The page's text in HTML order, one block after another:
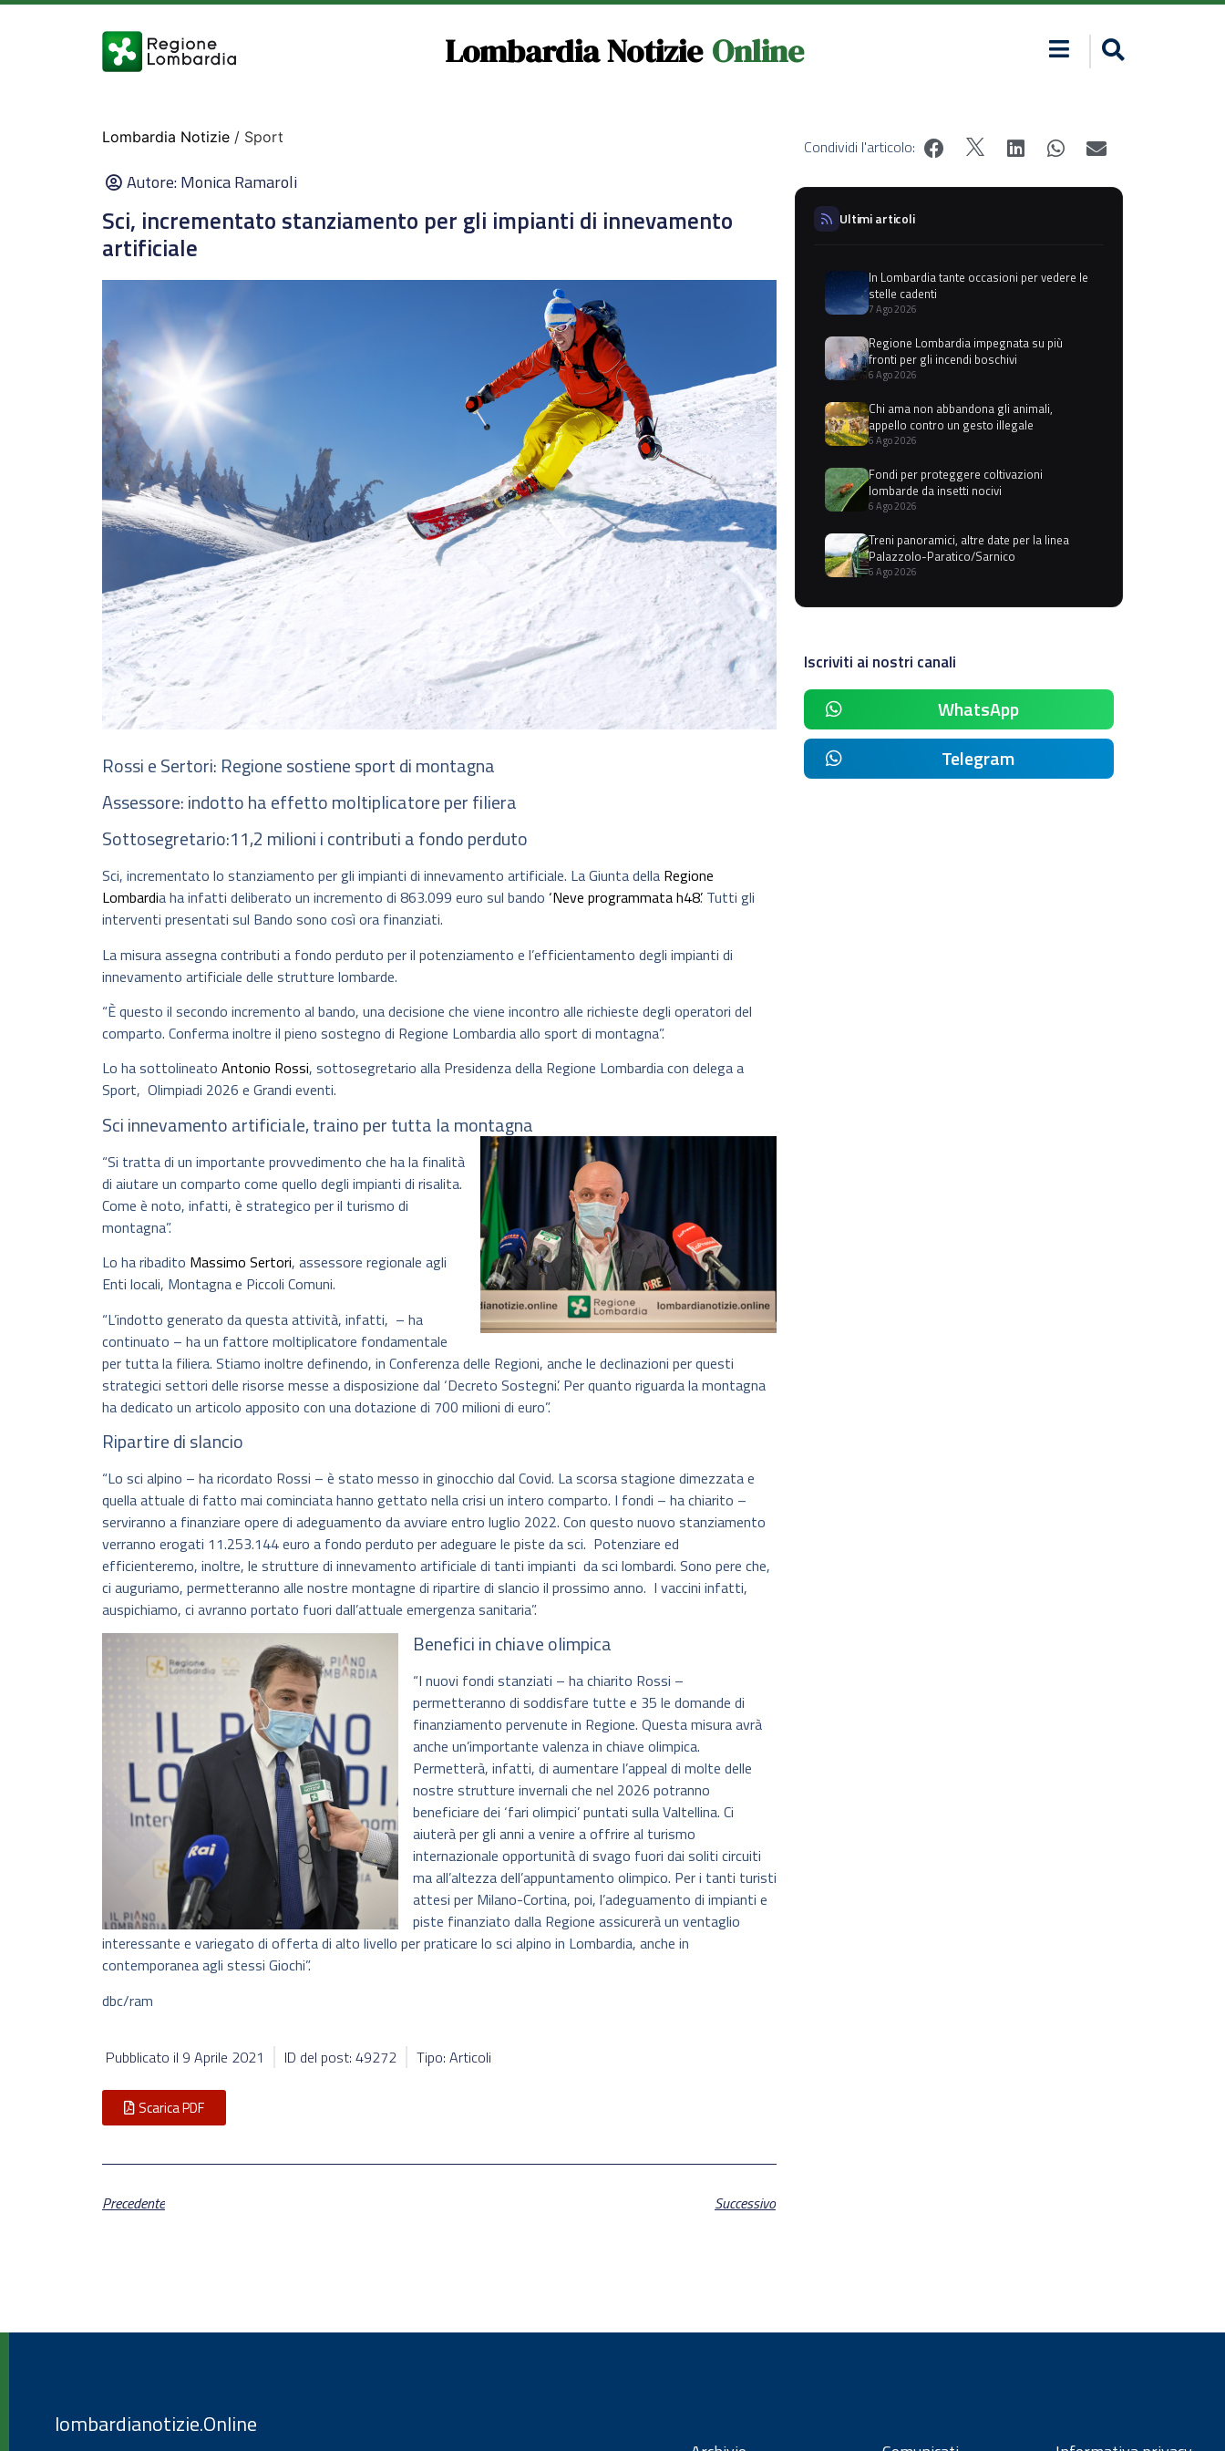
Lombardia Notizie Online
Lombardia Notizie / Sport
Autore:Monica Ramaroli
Sci, incrementato stanziamento per gli impianti di innevamento
artificiale
Rossi e Sertori: Regione sostiene sport di montagna
Assessore: indotto ha effetto moltiplicatore per filiera
Sottosegretario:11,2 milioni i contributi a fondo perduto
Sci, incrementato lo stanziamento per gli impianti di innevamento artificiale. La Giunta della Regione
Lombardia ha infatti deliberato un incremento di 863.099 euro sul bando ‘Neve programmata h48’. Tutti gli
interventi presentati sul Bando sono così ora finanziati.
La misura assegna contributi a fondo perduto per il potenziamento e l’efficientamento degli impianti di
innevamento artificiale delle strutture lombarde.
“È questo il secondo incremento al bando, una decisione che viene incontro alle richieste degli operatori del
comparto. Conferma inoltre il pieno sostegno di Regione Lombardia allo sport di montagna”.
Lo ha sottolineato Antonio Rossi, sottosegretario alla Presidenza della Regione Lombardia con delega a
Sport, Olimpiadi 2026 e Grandi eventi.
Sci innevamento artificiale, traino per tutta la montagna
“Si tratta di un importante provvedimento che ha la finalità
di aiutare un comparto come quello degli impianti di risalita.
Come è noto, infatti, è strategico per il turismo di
montagna”.
Lo ha ribadito Massimo Sertori, assessore regionale agli
Enti locali, Montagna e Piccoli Comuni.
“L’indotto generato da questa attività, infatti, – ha
continuato – ha un fattore moltiplicatore fondamentale
per tutta la filiera. Stiamo inoltre definendo, in Conferenza delle Regioni, anche le declinazioni per questi
strategici settori delle risorse messe a disposizione dal ‘Decreto Sostegni’. Per quanto riguarda la montagna
ha dedicato un articolo apposito con una dotazione di 700 milioni di euro”.
Ripartire di slancio
“Lo sci alpino – ha ricordato Rossi – è stato messo in ginocchio dal Covid. La scorsa stagione dimezzata e
quella attuale di fatto mai cominciata hanno gettato nella crisi un intero comparto. I fondi – ha chiarito –
serviranno a finanziare opere di adeguamento da avviare entro luglio 2022. Con questo nuovo stanziamento
verranno erogati 11.253.144 euro a fondo perduto per adeguare le piste da sci. Potenziare ed
efficienteremo, inoltre, le strutture di innevamento artificiale di tanti impianti da sci lombardi. Sono pere che,
ci auguriamo, permetteranno alle nostre montagne di ripartire di slancio il prossimo anno. I vaccini infatti,
auspichiamo, ci avranno portato fuori dall’attuale emergenza sanitaria”.
Benefici in chiave olimpica
“I nuovi fondi stanziati – ha chiarito Rossi –
permetteranno di soddisfare tutte e 35 le domande di
finanziamento pervenute in Regione. Questa misura avrà
anche un’importante valenza in chiave olimpica.
Permetterà, infatti, di aumentare l’appeal di molte delle
nostre strutture invernali che nel 2026 potranno
beneficiare dei ‘fari olimpici’ puntati sulla Valtellina. Ci
aiuterà per gli anni a venire a offrire al turismo
internazionale opportunità di svago fuori dai soliti circuiti
ma all’altezza dell’appuntamento olimpico. Per i tanti turisti
attesi per Milano-Cortina, poi, l’adeguamento di impianti e
piste finanziato dalla Regione assicurerà un ventaglio
interessante e variegato di offerta di alto livello per praticare lo sci alpino in Lombardia, anche in
contemporanea agli stessi Giochi”.
dbc/ram
Pubblicato il 9 Aprile 2021 ID del post: 49272 Tipo: Articoli
Scarica PDF
Precedente Successivo
Condividi l'articolo:
Ultimi articoli
In Lombardia tante occasioni per vedere le
stelle cadenti
7 Ago 2026
Regione Lombardia impegnata su più
fronti per gli incendi boschivi
6 Ago 2026
Chi ama non abbandona gli animali,
appello contro un gesto illegale
6 Ago 2026
Fondi per proteggere coltivazioni
lombarde da insetti nocivi
6 Ago 2026
Treni panoramici, altre date per la linea
Palazzolo-Paratico/Sarnico
6 Ago 2026
Iscriviti ai nostri canali
WhatsApp
Telegram
lombardianotizie.Online